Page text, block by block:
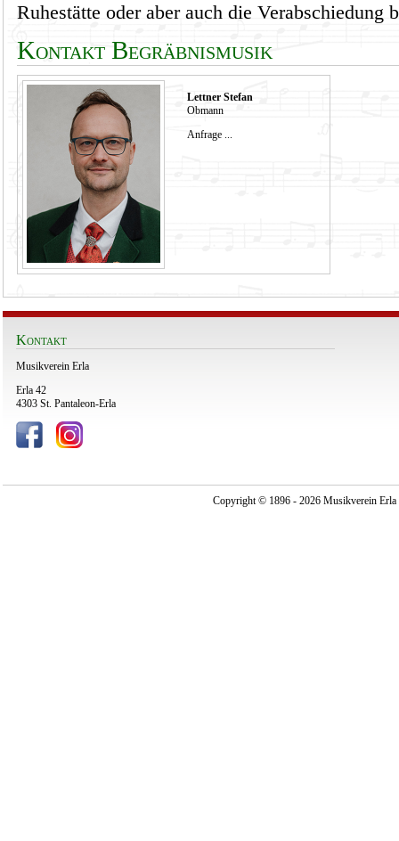
Ruhestätte oder aber auch die Verabschiedung
Kontakt Begräbnismusik
Lettner Stefan
Obmann
Anfrage ...
Kontakt
Musikverein Erla
Erla 42
4303 St. Pantaleon-Erla
Copyright © 1896 - 2026 Musikverein Erla